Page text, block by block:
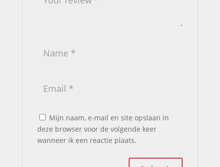
Mijn naam, e-mail en site opslaan in
deze browser voor de volgende keer
wanneer ik een reactie plaats.